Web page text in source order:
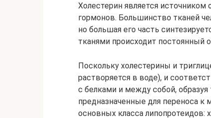
Холестерин является
гормонов. Большинство тканей
но большая его часть
тканями происходит постоянный
Поскольку холестерины и
растворяется в воде), и
с белками и между собой,
предназначенные для переноса
основных класса липопротеидов: